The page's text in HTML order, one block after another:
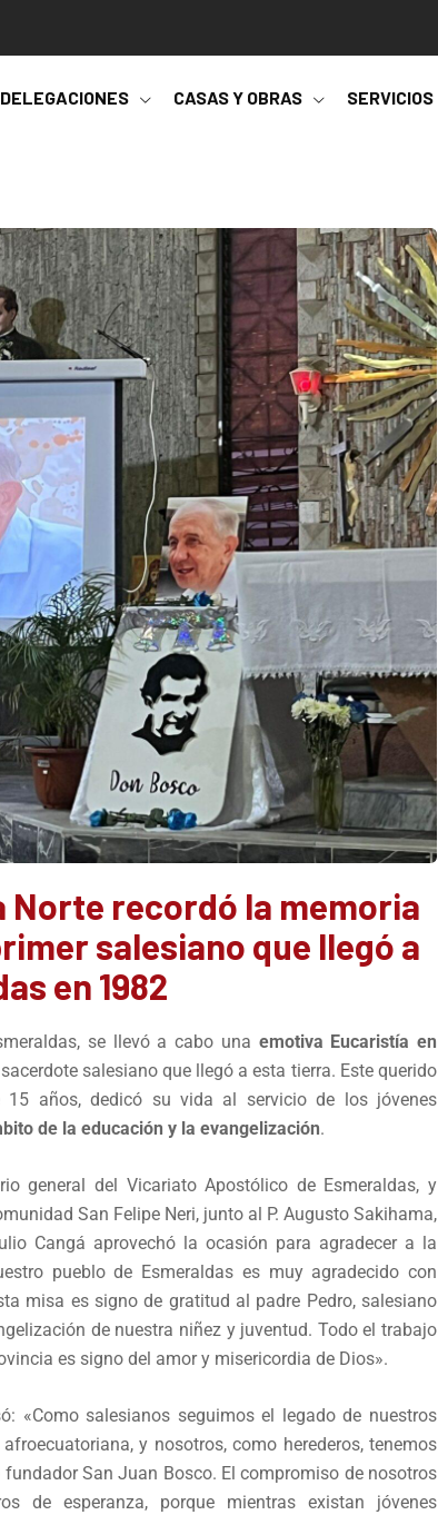
DELEGACIONES CASAS Y OBRAS SERVICIOS
Norte recordó la memoria
salesiano que llegó a
en 1982
se llevó a cabo una emotiva Eucaristía en
salesiano que llegó a esta tierra. Este querido
años, dedicó su vida al servicio de los jóvenes
de la educación y la evangelización.
general del Vicariato Apostólico de Esmeraldas, y
San Felipe Neri, junto al P. Augusto Sakihama,
Cangá aprovechó la ocasión para agradecer a la
pueblo de Esmeraldas es muy agradecido con
misa es signo de gratitud al padre Pedro, salesiano
de nuestra niñez y juventud. Todo el trabajo
es signo del amor y misericordia de Dios».
«Como salesianos seguimos el legado de nuestros
y nosotros, como herederos, tenemos
San Juan Bosco. El compromiso de nosotros
de esperanza, porque mientras existan jóvenes